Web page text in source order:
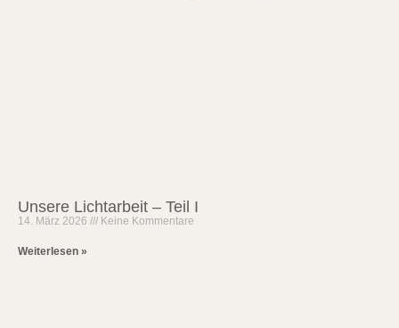
Unsere Lichtarbeit – Teil I
14. März 2026 Keine Kommentare
Weiterlesen »